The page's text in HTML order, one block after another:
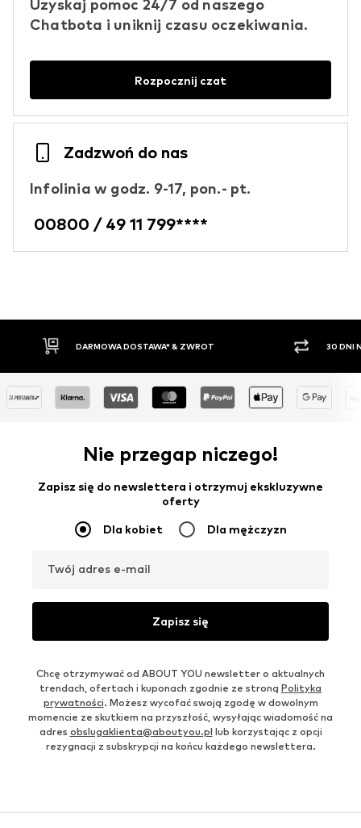
Uzyskaj pomoc 24/7 od naszego
Chatbota i uniknij czasu oczekiwania.
Rozpocznij czat
Zadzwoń do nas
Infolinia w godz. 9-17, pon.- pt.
00800 / 49 11 799****
DARMOWA DOSTAWA* & ZWROT 30 DNI
Nie przegap niczego!
Zapisz się do newslettera i otrzymuj ekskluzywne
oferty
Dla kobiet Dla mężczyzn
Twój adres e-mail
Zapisz się
Chcę otrzymywać od ABOUT YOU newsletter o aktualnych
trendach, ofertach i kuponach zgodnie ze stroną Polityka
prywatności. Możesz wycofać swoją zgodę w dowolnym
momencie ze skutkiem na przyszłość, wysyłając wiadomość na
adres obslugaklienta@aboutyou.pl lub korzystając z opcji
rezygnacji z subskrypcji na końcu każdego newslettera.